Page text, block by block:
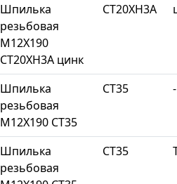
Шпилька
резьбовая
М12Х190
СТ20ХН3А цинк
СТ20ХН3А
Шпилька
резьбовая
М12Х190 СТ35
СТ35 -
Шпилька
резьбовая
СТ35